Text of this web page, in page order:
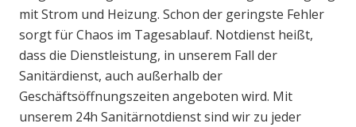
mit Strom und Heizung. Schon der geringste Fehler
sorgt für Chaos im Tagesablauf. Notdienst heißt,
dass die Dienstleistung, in unserem Fall der
Sanitärdienst, auch außerhalb der
Geschäftsöffnungszeiten angeboten wird. Mit
unserem 24h Sanitärnotdienst sind wir zu jeder